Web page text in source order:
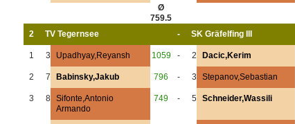
Ø
759.5
2
TV Tegernsee - SK Gräfelfing III
1 3 Upadhyay,Reyansh 1059 - 2 Dacic,Kerim
2 7 Babinsky,Jakub 796 - 3 Stepanov,Sebastian
3 8 Sifonte,Antonio
Armando
749 - 5 Schneider,Wassili